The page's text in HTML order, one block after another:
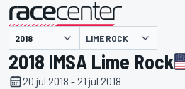
presentado por LIME ROCK
2018 IMSA Lime Rock
20 jul 2018 - 21 jul 2018